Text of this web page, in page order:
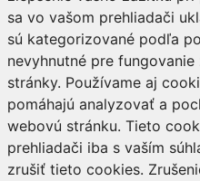
sa vo vašom prehliadači
sú kategorizované podľa
nevyhnutné pre
stránky. Používame aj
pomáhajú analyzovať a
webovú stránku. Tieto
prehliadači iba s vaším
zrušiť tieto cookies.